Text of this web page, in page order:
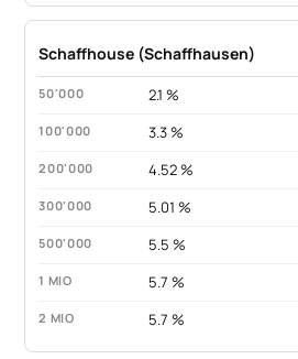
Schaffhouse (Schaffhausen)
2.1 %
3.3 %
4.52 %
5.01 %
5.5 %
5.7 %
5.7 %